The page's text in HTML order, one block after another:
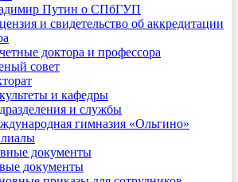
Путин о СПбГУП
и свидетельство об аккредитации
доктора и профессора
совет
и кафедры
и службы
гимназия «Ольгино»
документы
документы